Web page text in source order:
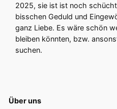
2025, sie ist ist noch
bisschen Geduld und
ganz Liebe. Es wäre schön
bleiben könnten, bzw.
suchen.
Über uns